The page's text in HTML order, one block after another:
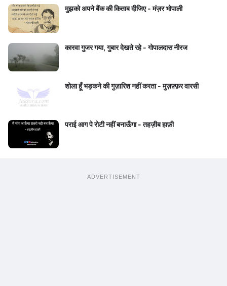
मुझको अपने बैंक की किताब दीजिए - मंज़र भोपाली
कारवा गुजर गया, गुबार देखते रहे - गोपालदास नीरज
शोला हूँ भड़कने की गुज़ारिश नहीं करता - मुज़फ़्फ़र वारसी
पराई आग पे रोटी नहीं बनाऊँगा - तहज़ीब हाफ़ी
ADVERTISEMENT